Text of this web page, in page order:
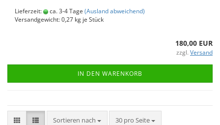
Lieferzeit: ca. 3-4 Tage (Ausland abweichend)
Versandgewicht:0,27 kg je Stück
180,00 EUR
zzgl. Versand
IN DEN WARENKORB
Sortieren nach
Sortieren nach 30 pro Seite
pro Seite